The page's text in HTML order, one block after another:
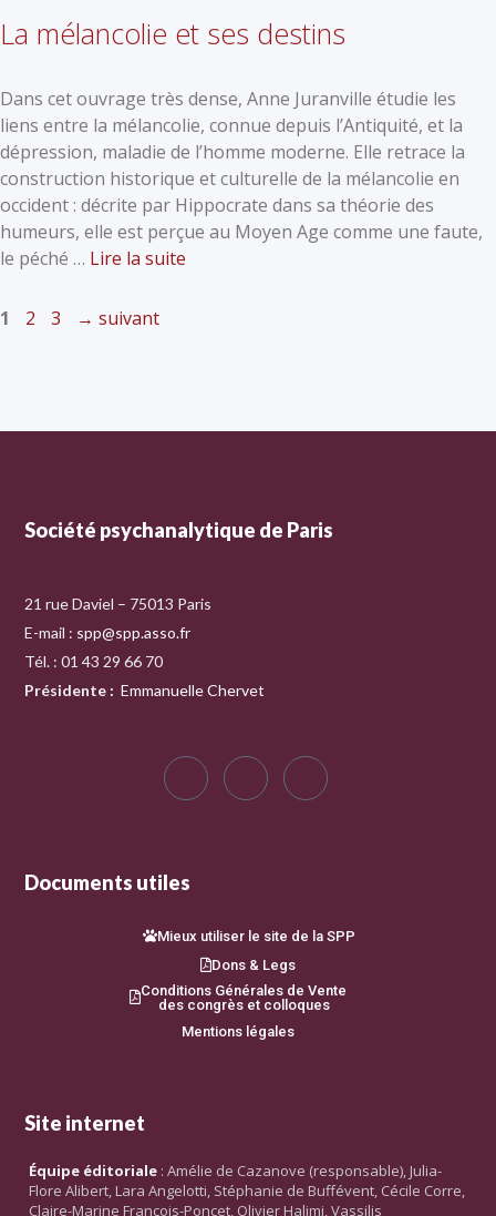
La mélancolie et ses destins
Dans cet ouvrage très dense, Anne Juranville étudie les
liens entre la mélancolie, connue depuis l’Antiquité, et la
dépression, maladie de l’homme moderne. Elle retrace la
construction historique et culturelle de la mélancolie en
occident : décrite par Hippocrate dans sa théorie des
humeurs, elle est perçue au Moyen Age comme une faute,
le péché … Lire la suite
1 2 3 → suivant
Société psychanalytique de Paris
21 rue Daviel – 75013 Paris
E-mail : spp@spp.asso.fr
Tél. : 01 43 29 66 70
Présidente : Emmanuelle Chervet
Documents utiles
Mieux utiliser le site de la SPP
Dons & Legs
Conditions Générales de Vente
des congrès et colloques
Mentions légales
Site internet
Équipe éditoriale : Amélie de Cazanove (responsable), Julia-
Flore Alibert, Lara Angelotti, Stéphanie de Buffévent, Cécile Corre,
Claire-Marine François-Poncet, Olivier Halimi, Vassilis